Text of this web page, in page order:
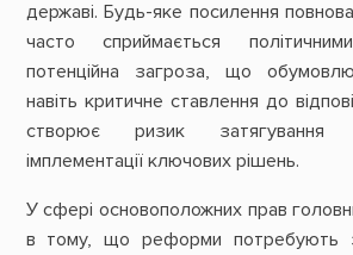
державі. Будь-яке посилення
часто сприймається
потенційна загроза, що
навіть критичне ставлення до
створює ризик затягування
імплементації ключових рішень.
У сфері основоположних прав
в тому, що реформи потребують